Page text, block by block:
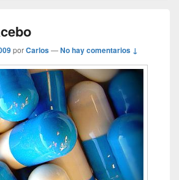
porCarlos—No hay comentarios ↓